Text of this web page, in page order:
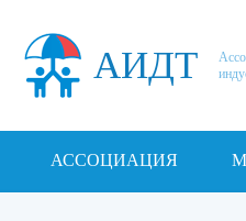
АИДТ
АССОЦИАЦИЯ